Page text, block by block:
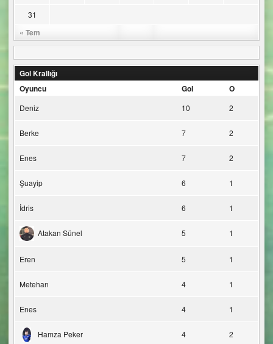
« Tem
31
Gol Krallığı
Oyuncu
Gol O
Deniz 10 2
Berke 7 2
Enes 7 2
Şuayip 6 1
İdris 6 1
Atakan Sünel 5 1
Eren 5 1
Metehan 4 1
Enes 4 1
Hamza Peker 4 2